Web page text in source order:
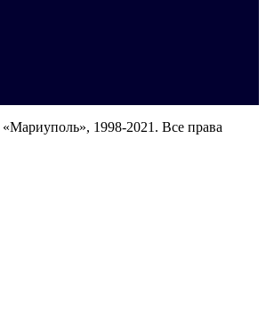
1998-2021. Все права